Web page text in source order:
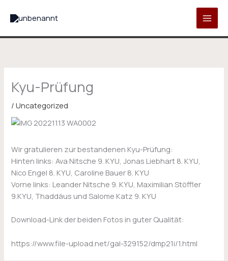
Inhalt
Kyu-Prüfung
/Uncategorized
Wir gratulieren zur bestandenen Kyu-Prüfung:
Hinten links: Ava Nitsche 9. KYU, Jonas Liebhart 8. KYU,
Nico Engel 8. KYU, Caroline Bauer 8. KYU
Vorne links: Leander Nitsche 9. KYU, Maximilian Stöffler
9.KYU, Thaddäus und Salome Katz 9. KYU
Download-Link der beiden Fotos in guter Qualität:
https://www.file-upload.net/gal-329152/dmp21i/1.html